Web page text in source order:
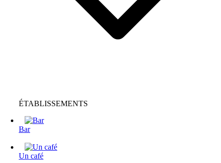
ÉTABLISSEMENTS
Bar
Un café